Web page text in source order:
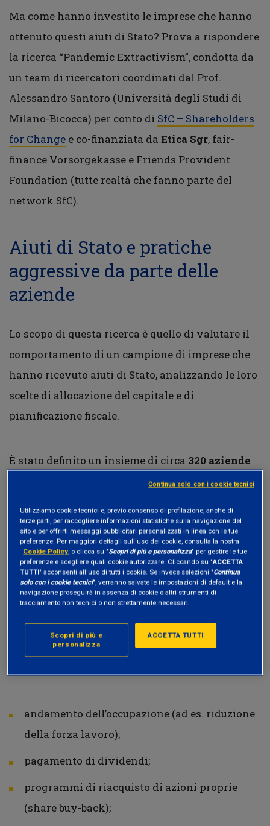
Ma come hanno investito le imprese che hanno
ottenuto questi aiuti di Stato? Prova a rispondere
la ricerca “Pandemic Extractivism”, condotta da
un team di ricercatori coordinati dal Prof.
Alessandro Santoro (Università degli Studi di
Milano-Bicocca) per conto di SfC – Shareholders
for Change e co-finanziata da Etica Sgr, fair-
finance Vorsorgekasse e Friends Provident
Foundation (tutte realtà che fanno parte del
network SfC).
Aiuti di Stato e pratiche
aggressive da parte delle
aziende
Lo scopo di questa ricerca è quello di valutare il
comportamento di un campione di imprese che
hanno ricevuto aiuti di Stato, analizzando le loro
scelte di allocazione del capitale e di
pianificazione fiscale.
È stato definito un insieme di circa 320 aziende
, in Europa e Nord America, in base alla
globali più rilevanti. La maggior parte sonoblue
chip(ovvero società ad alta capitalizzazione
azionaria) con un profilo ESG relativamente
buono.
L’obiettivo dello studio è individuare eventuali
comportamenti “aggressivi” nell’allocazione del
andamento dell’occupazione (ad es. riduzione
della forza lavoro);
pagamento di dividendi;
programmi di riacquisto di azioni proprie
(share buy-back);
Utilizziamo cookie tecnici e, previo consenso di profilazione, anche di
terze parti, per raccogliere informazioni statistiche sulla navigazione del
sito e per offrirti messaggi pubblicitari personalizzati in linea con le tue
preferenze. Per maggiori dettagli sull'uso dei cookie, consulta la nostra
Cookie Policy, o clicca su "Scopri di più e personalizza" per gestire le tue
preferenze e scegliere quali cookie autorizzare. Cliccando su "ACCETTA
TUTTI" acconsenti all'uso di tutti i cookie. Se invece selezioni "Continua
solo con i cookie tecnici", verranno salvate le impostazioni di default e la
navigazione proseguirà in assenza di cookie o altri strumenti di
tracciamento non tecnici o non strettamente necessari.
ACCETTA TUTTI
Scopri di più e
personalizza
Continua solo con i cookie tecnici